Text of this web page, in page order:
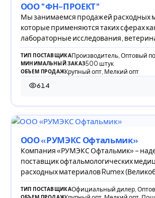
ООО "ФН-ПРОЕКТ"
Мы занимаемся продажей расходных
которые применяются таких сферах
лабораторные исследования,
косметол
ТИП ПОСТАВЩИКАПроизводитель, Оптовый
МИНИМАЛЬНЫЙ ЗАКАЗ500 штук
ОБЪЕМ ПРОДАЖКрупный опт, Мелкий опт
614
614 просмотров
ООО «РУМЭКС Офтальмик»
Компания «РУМЭКС Офтальмик» –
поставщик офтальмологических
расходных материалов Rumex
США) для проведе
ТИП ПОСТАВЩИКАОфициальный дилер,